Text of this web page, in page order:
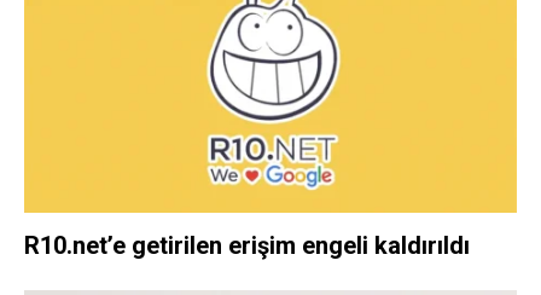
R10.net’e getirilen erişim engeli kaldırıldı